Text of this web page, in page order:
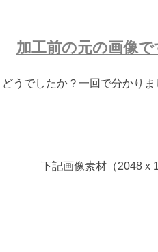
加工前の元の画像で
どうでしたか？一回で分かりま
下記画像素材（2048 x